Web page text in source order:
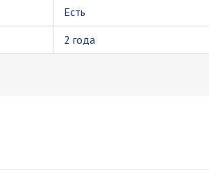
Есть
2 года